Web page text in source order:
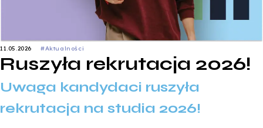
11.05.2026 #Aktualności
Ruszyła rekrutacja 2026!
Uwaga kandydaci ruszyła
rekrutacja na studia 2026!